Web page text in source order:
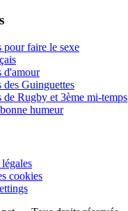
pour faire le sexe
d'amour
des Guinguettes
de Rugby et 3ème mi-temps
humeur
cookies